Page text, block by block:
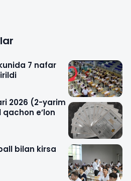
7 nafar
2026 (2-yarim
e’lon
bilan kirsa